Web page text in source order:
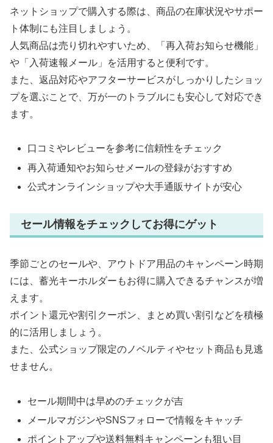
ネットショップで購入する際は、商品の在庫状況やサポー
ト体制にも注目しましょう。
人気商品は売り切れやすいため、「再入荷お知らせ機能」
や「入荷速報メール」を活用すると便利です。
また、返品対応やアフターサービスがしっかりしたショッ
プを選ぶことで、万が一のトラブルにも安心して対応でき
ます。
口コミやレビューを参考に信頼性をチェック
再入荷通知やお知らせメールの登録がおすすめ
公式オンラインショップや大手通販サイトが安心
セール情報をチェックしてお得にゲット
季節ごとのセールや、アウトドア用品のキャンペーン時期
には、蓄光キーホルダーもお得に購入できるチャンスが増
えます。
ポイント還元や割引クーポン、まとめ買い割引などを積極
的に活用しましょう。
また、公式ショップ限定のノベルティやセット商品も見逃
せません。
セール期間中は早めのチェックが吉
メールマガジンやSNSフォローで情報をキャッチ
ポイントアップや送料無料キャンペーンも狙い目